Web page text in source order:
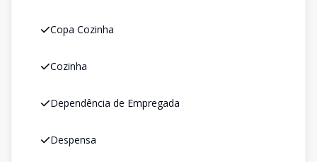
Copa Cozinha
Cozinha
Dependência de Empregada
Despensa